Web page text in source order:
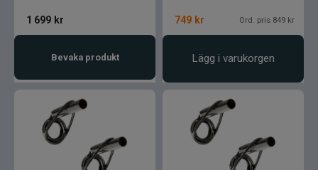
1 699 kr
Bevaka produkt
749 kr Ord. pris 849 kr
Lägg i varukorgen